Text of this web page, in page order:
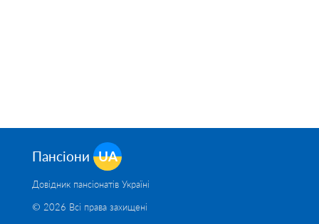
Пансіони UA
Довідник пансіонатів Україні
© 2026 Всі права захищені